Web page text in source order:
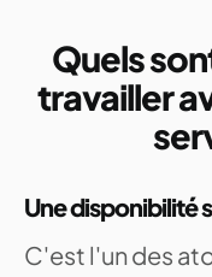
Quels
travailler
Une disponibilité
C'est l'un des